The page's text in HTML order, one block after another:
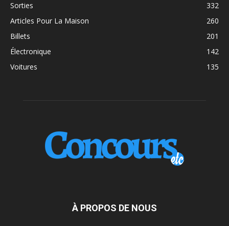
Sorties
332
Articles Pour La Maison
260
Billets
201
Électronique
142
Voitures
135
À PROPOS DE NOUS